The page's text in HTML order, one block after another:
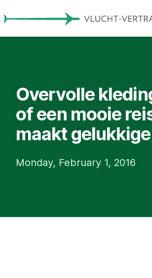
Overvolle
of een mooie
maakt
Monday, February 1, 2016